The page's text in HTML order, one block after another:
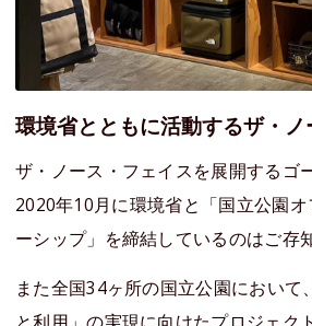
環境省とともに活動するザ・ノ
ザ・ノース・フェイスを展開するゴ
2020年10月に環境省と「国立公園
ーシップ」を締結しているのはご存
また全国34ヶ所の国立公園において